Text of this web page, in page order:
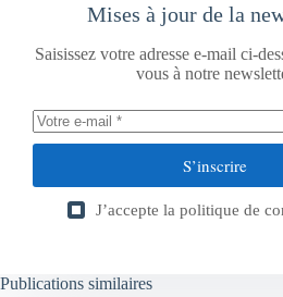
Mises à jour de la
Saisissez votre adresse e-mail ci-
vous à notre
S’inscrire
J’accepte la politique de
Publications similaires